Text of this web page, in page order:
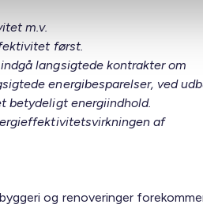
m.v.
først.
langsigtede kontrakter om
energibesparelser, ved
betydeligt energiindhold.
af
og renoveringer